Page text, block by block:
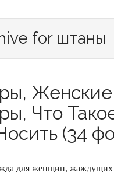
for штаны
Что
(34
для женщин, жаждущих